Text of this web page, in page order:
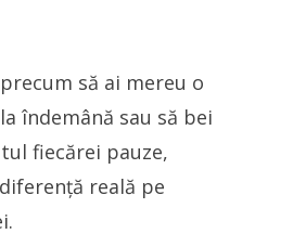
să ai mereu o
îndemână sau să bei
fiecărei pauze,
reală pe